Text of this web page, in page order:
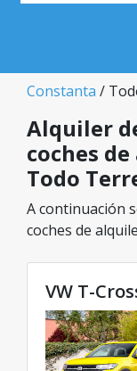
Constanta /
Alquiler
coches
Todo
A continuación
coches de
modelo ideal
tarifas
VW T-